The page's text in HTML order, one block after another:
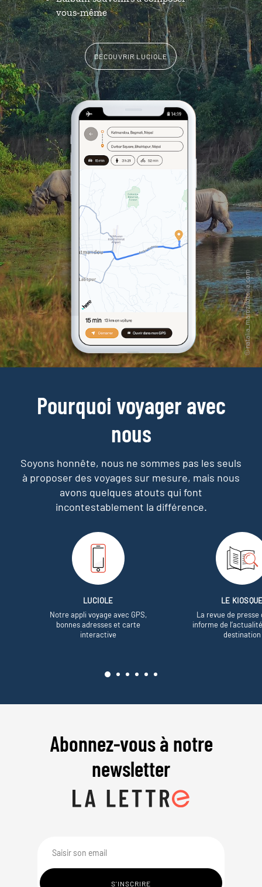
vous-même
DÉCOUVRIR LUCIOLE
Pourquoi voyager avec
nous
Soyons honnête, nous ne sommes pas les seuls
à proposer des voyages sur mesure, mais nous
avons quelques atouts qui font
incontestablement la différence.
LUCIOLE
Notre appli voyage avec GPS,
bonnes adresses et carte
interactive
LE
La revue de presse
informe de
destination
Abonnez-vous à notre
newsletter